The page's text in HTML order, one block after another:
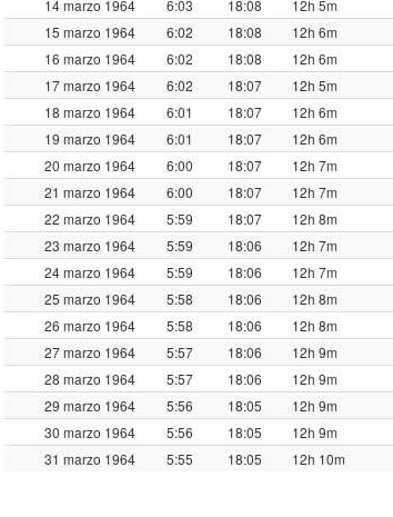
14 marzo 1964
6:03 18:08
12h 5m
15 marzo 1964
6:02 18:08
12h 6m
16 marzo 1964
6:02 18:08
12h 6m
17 marzo 1964
6:02 18:07
12h 5m
18 marzo 1964
6:01 18:07
12h 6m
19 marzo 1964
6:01 18:07
12h 6m
20 marzo 1964
6:00 18:07
12h 7m
21 marzo 1964
6:00 18:07
12h 7m
22 marzo 1964
5:59 18:07
12h 8m
23 marzo 1964
5:59 18:06
12h 7m
24 marzo 1964
5:59 18:06
12h 7m
25 marzo 1964
5:58 18:06
12h 8m
26 marzo 1964
5:58 18:06
12h 8m
27 marzo 1964
5:57 18:06
12h 9m
28 marzo 1964
5:57 18:06
12h 9m
29 marzo 1964
5:56 18:05
12h 9m
30 marzo 1964
5:56 18:05
12h 9m
31 marzo 1964
5:55 18:05 12h 10m